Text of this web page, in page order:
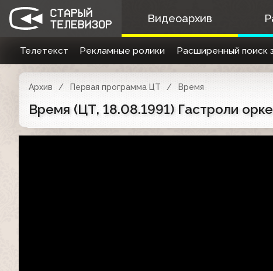
Видеоархив
Телетекст Рекламные ролики Расширенный поиск
Архив Первая программа ЦТ Время
Время (ЦТ, 18.08.1991) Гастроли